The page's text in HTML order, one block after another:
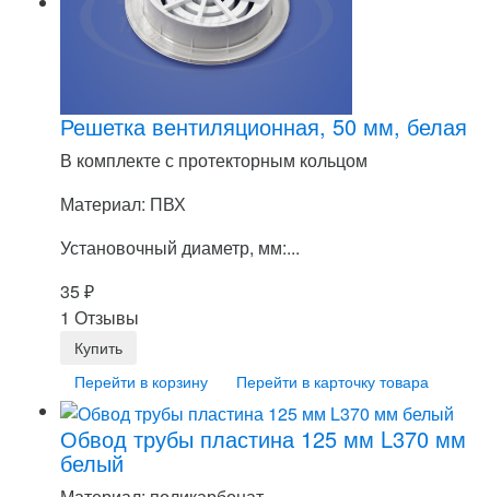
Решетка вентиляционная, 50 мм, белая
В комплекте с протекторным кольцом
Материал: ПВХ
Установочный диаметр, мм:...
35₽
1 Отзывы
Перейти в корзину Перейти в карточку товара
Обвод трубы пластина 125 мм L370 мм
белый